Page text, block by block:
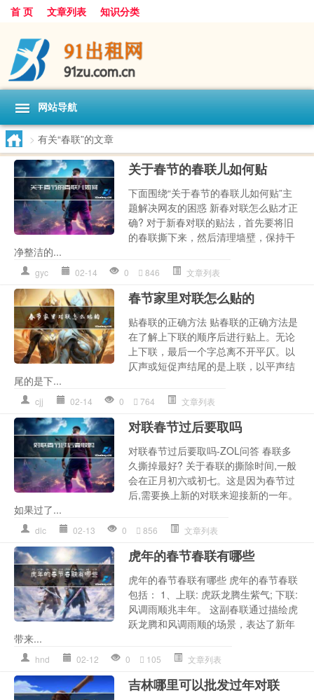
首 页 文章列表 知识分类
网站导航
> 有关“春联”的文章
关于春节的春联儿如何贴
下面围绕“关于春节的春联儿如何贴”主
题解决网友的困惑 新春对联怎么贴才正
确? 对于新春对联的贴法，首先要将旧
的春联撕下来，然后清理墙壁，保持干
净整洁的...
gyc 02-14 0 846 文章列表
春节家里对联怎么贴的
贴春联的正确方法 贴春联的正确方法是
在了解上下联的顺序后进行贴上。无论
上下联，最后一个字总离不开平仄。以
仄声或短促声结尾的是上联，以平声结
尾的是下...
cjj 02-14 0 764 文章列表
对联春节过后要取吗
对联春节过后要取吗-ZOL问答 春联多
久撕掉最好? 关于春联的撕除时间,一般
会在正月初六或初七。这是因为春节过
后,需要换上新的对联来迎接新的一年。
如果过了...
dlc 02-13 0 856 文章列表
虎年的春节春联有哪些
虎年的春节春联有哪些 虎年的春节春联
包括： 1、上联: 虎跃龙腾生紫气; 下联:
风调雨顺兆丰年。 这副春联通过描绘虎
跃龙腾和风调雨顺的场景，表达了新年
带来...
hnd 02-12 0 105 文章列表
吉林哪里可以批发过年对联